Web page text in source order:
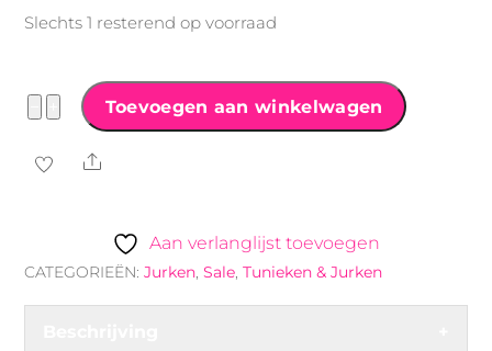
Slechts 1 resterend op voorraad
Travel
Knotted
Toevoegen aan winkelwagen
Share
Aan verlanglijst toevoegen
CATEGORIEËN:Jurken,Sale,Tunieken & Jurken